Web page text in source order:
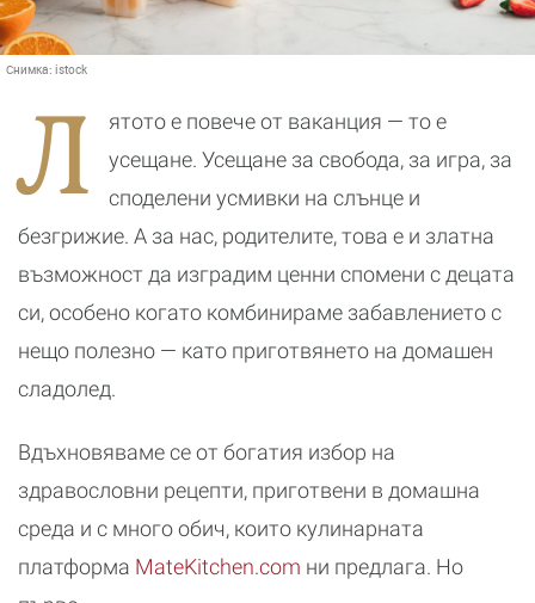
Снимка: istock
Л
ятото е повече от ваканция — то е
усещане. Усещане за свобода, за игра, за
споделени усмивки на слънце и
безгрижие. А за нас, родителите, това е и златна
възможност да изградим ценни спомени с децата
си, особено когато комбинираме забавлението с
нещо полезно — като приготвянето на домашен
сладолед.
Вдъхновяваме се от богатия избор на
здравословни рецепти, приготвени в домашна
среда и с много обич, които кулинарната
платформа MateKitchen.com ни предлага. Но